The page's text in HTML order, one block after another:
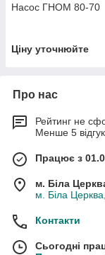
Насос ГНОМ 80-70
Ціну уточнюйте
Про нас
Рейтинг не
Менше 5
Працює з
м. Біла
м. Біла
Контакти
Сьогодні